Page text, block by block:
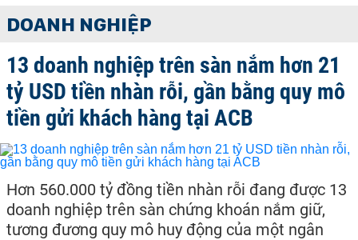
DOANH NGHIỆP
13 doanh nghiệp trên sàn nắm hơn 21
tỷ USD tiền nhàn rỗi, gần bằng quy mô
tiền gửi khách hàng tại ACB
Hơn 560.000 tỷ đồng tiền nhàn rỗi đang được 13
doanh nghiệp trên sàn chứng khoán nắm giữ,
tương đương quy mô huy động của một ngân